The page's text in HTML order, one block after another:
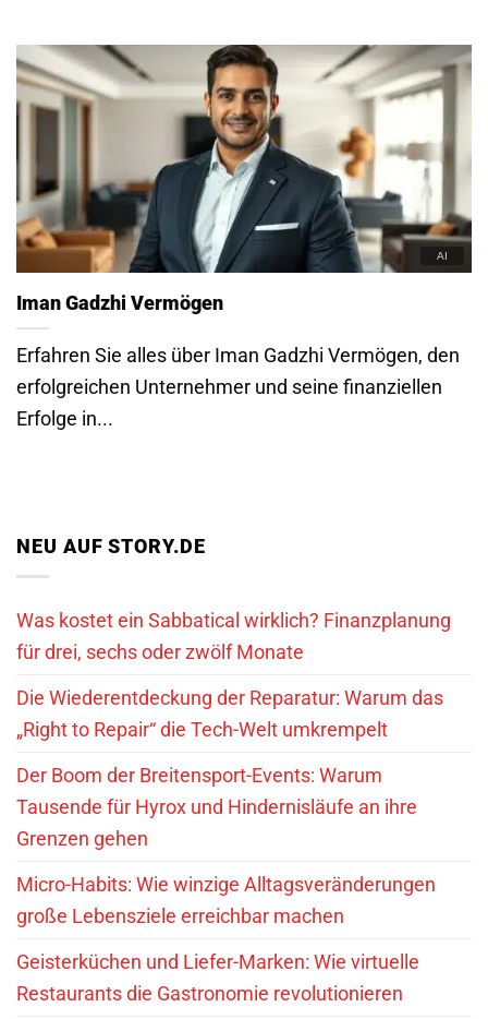
Iman Gadzhi Vermögen
Erfahren Sie alles über Iman Gadzhi Vermögen, den
erfolgreichen Unternehmer und seine finanziellen
Erfolge in...
NEU AUF STORY.DE
Was kostet ein Sabbatical wirklich? Finanzplanung
für drei, sechs oder zwölf Monate
Die Wiederentdeckung der Reparatur: Warum das
„Right to Repair“ die Tech-Welt umkrempelt
Der Boom der Breitensport-Events: Warum
Tausende für Hyrox und Hindernisläufe an ihre
Grenzen gehen
Micro-Habits: Wie winzige Alltagsveränderungen
große Lebensziele erreichbar machen
Geisterküchen und Liefer-Marken: Wie virtuelle
Restaurants die Gastronomie revolutionieren